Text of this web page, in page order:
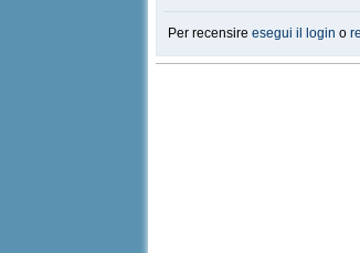
Per recensireesegui il login o